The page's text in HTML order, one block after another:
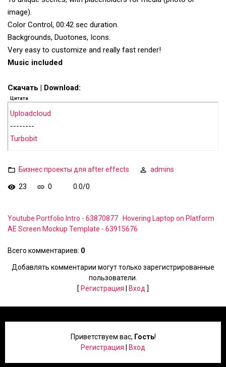
image).
Color Control, 00:42 sec duration.
Backgrounds, Duotones, Icons.
Very easy to customize and really fast render!
Music included
Скачать | Download:
Цитата
Uploadcloud
--------
Turbobit
Бизнес проекты для after effects admins
23 0 0.0/0
Youtube Portfolio Intro - 63870877
Hovering Laptop on Platform
AE Screen Mockup Template - 63915676
Всего комментариев: 0
Добавлять комментарии могут только зарегистрированные
пользователи.
[ Регистрация Вход ]
Приветствуем вас, Гость!
Регистрация
Вход